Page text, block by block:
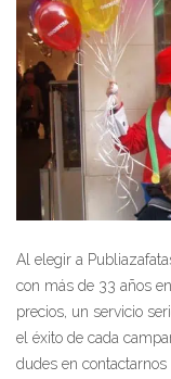
Al elegir a
con más de 33 años
precios, un servicio
el éxito de cada
dudes en